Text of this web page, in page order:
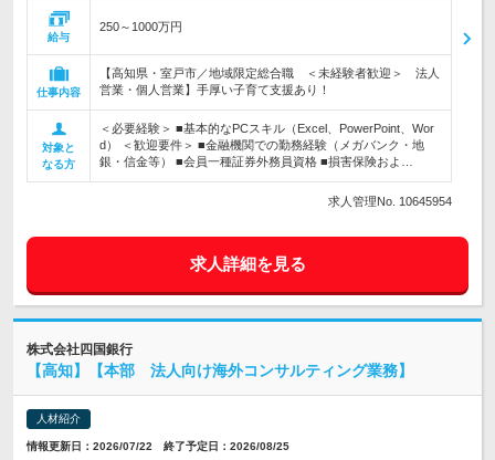
給与
250～1000万円
仕事内容
【高知県・室戸市／地域限定総合職 ＜未経験者歓迎＞ 法人
営業・個人営業】手厚い子育て支援あり！
対象と
なる方
＜必要経験＞ ■基本的なPCスキル（Excel、PowerPoint、Wor
d） ＜歓迎要件＞ ■金融機関での勤務経験（メガバンク・地
銀・信金等） ■会員一種証券外務員資格 ■損害保険およ…
求人管理No. 10645954
求人詳細を見る
株式会社四国銀行
【高知】【本部 法人向け海外コンサルティング業務】
人材紹介
情報更新日：2026/07/22 終了予定日：2026/08/25